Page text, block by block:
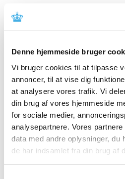
Denne hjemmeside bruger
Vi bruger cookies til at tilpasse
annoncer, til at vise dig
at analysere vores trafik. Vi
din brug af vores hjemmeside
for sociale medier,
analysepartnere. Vores
data med andre oplysninger, du
de har indsamlet fra din brug af
Deltag i webinar del 2 om
medicinsk udstyr
Få en bedre forståelse af regler
forordningen for medicinsk
8. Nyhedsbrev om
24. marts 2023
Med dette og kommende
Lægemiddelstyrelsen orientere
Kom med til spændende